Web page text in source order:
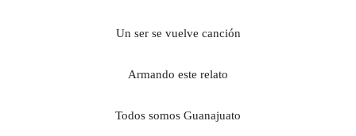
Un ser se vuelve canción
Armando este relato
Todos somos Guanajuato